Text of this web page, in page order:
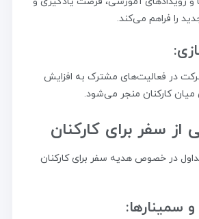
را فراهم می‌کند.
در فعالیت‌های مشترک به افزایش
کارکنان منجر می‌شود.
در خصوص هدیه سفر برای کارکنان
سمینارها: